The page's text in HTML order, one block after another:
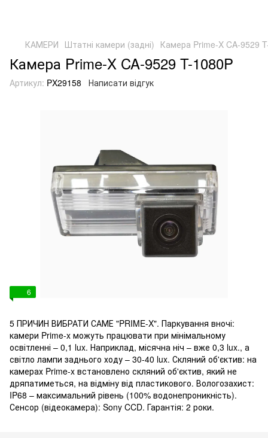
КАМЕРИ Штатні камери (задні) Камера Prime-X CA-9529
Камера Prime-X CA-9529 T-1080P
Артикул: PX29158 Написати відгук
6
5 ПРИЧИН ВИБРАТИ САМЕ "PRIME-X". Паркування вночі:
камери Prime-x можуть працювати при мінімальному
освітленні – 0,1 lux. Наприклад, місячна ніч – вже 0,3 lux., а
світло лампи заднього ходу – 30-40 lux. Скляний об'єктив: на
камерах Prime-x встановлено скляний об'єктив, який не
дряпатиметься, на відміну від пластикового. Вологозахист:
IP68 – максимальний рівень (100% водонепроникність).
Сенсор (відеокамера): Sony CCD. Гарантія: 2 роки.